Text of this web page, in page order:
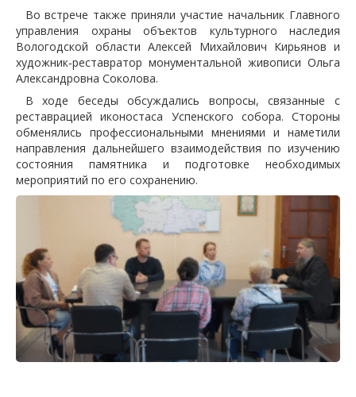
Во встрече также приняли участие начальник Главного
управления охраны объектов культурного наследия
Вологодской области Алексей Михайлович Кирьянов и
художник‑реставратор монументальной живописи Ольга
Александровна Соколова.
В ходе беседы обсуждались вопросы, связанные с
реставрацией иконостаса Успенского собора. Стороны
обменялись профессиональными мнениями и наметили
направления дальнейшего взаимодействия по изучению
состояния памятника и подготовке необходимых
мероприятий по его сохранению.